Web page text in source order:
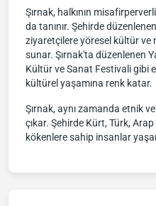
Şırnak, halkının
da tanınır. Şehirde
ziyaretçilere yöresel kültür ve
sunar. Şırnak'ta düzenlenen
Kültür ve Sanat Festivali gibi
kültürel yaşamına renk katar.
Şırnak, aynı zamanda etnik
çıkar. Şehirde Kürt, Türk,
kökenlere sahip insanlar